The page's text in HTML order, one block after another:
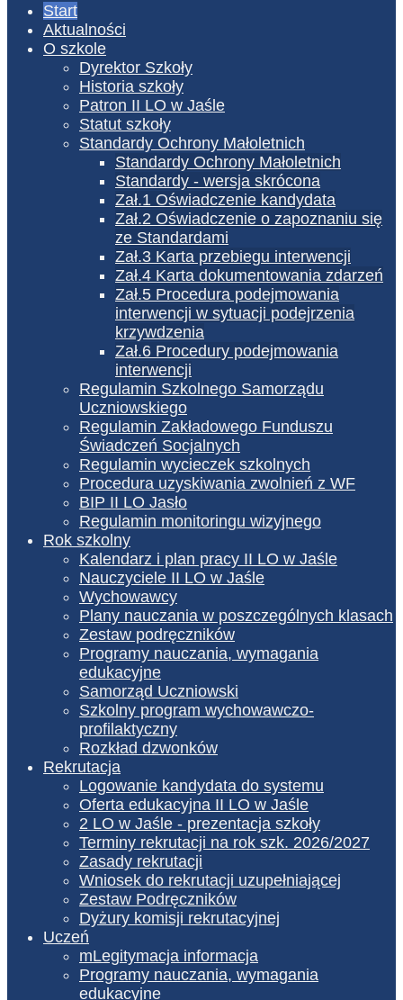
Start
Aktualności
O szkole
Dyrektor Szkoły
Historia szkoły
Patron II LO w Jaśle
Statut szkoły
Standardy Ochrony Małoletnich
Standardy Ochrony Małoletnich
Standardy - wersja skrócona
Zał.1 Oświadczenie kandydata
Zał.2 Oświadczenie o zapoznaniu się
ze Standardami
Zał.3 Karta przebiegu interwencji
Zał.4 Karta dokumentowania zdarzeń
Zał.5 Procedura podejmowania
interwencji w sytuacji podejrzenia
krzywdzenia
Zał.6 Procedury podejmowania
interwencji
Regulamin Szkolnego Samorządu
Uczniowskiego
Regulamin Zakładowego Funduszu
Świadczeń Socjalnych
Regulamin wycieczek szkolnych
Procedura uzyskiwania zwolnień z WF
BIP II LO Jasło
Regulamin monitoringu wizyjnego
Rok szkolny
Kalendarz i plan pracy II LO w Jaśle
Nauczyciele II LO w Jaśle
Wychowawcy
Plany nauczania w poszczególnych klasach
Zestaw podręczników
Programy nauczania, wymagania
edukacyjne
Samorząd Uczniowski
Szkolny program wychowawczo-
profilaktyczny
Rozkład dzwonków
Rekrutacja
Logowanie kandydata do systemu
Oferta edukacyjna II LO w Jaśle
2 LO w Jaśle - prezentacja szkoły
Terminy rekrutacji na rok szk. 2026/2027
Zasady rekrutacji
Wniosek do rekrutacji uzupełniającej
Zestaw Podręczników
Dyżury komisji rekrutacyjnej
Uczeń
mLegitymacja informacja
Programy nauczania, wymagania
edukacyjne